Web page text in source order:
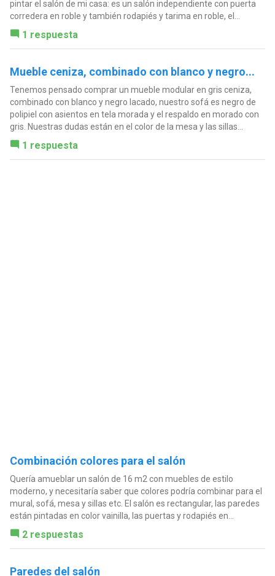
pintar el salón de mi casa: es un salón independiente con puerta
corredera en roble y también rodapiés y tarima en roble, el...
1 respuesta
Mueble ceniza, combinado con blanco y negro...
Tenemos pensado comprar un mueble modular en gris ceniza,
combinado con blanco y negro lacado, nuestro sofá es negro de
polipiel con asientos en tela morada y el respaldo en morado con
gris. Nuestras dudas están en el color de la mesa y las sillas...
1 respuesta
Combinación colores para el salón
Quería amueblar un salón de 16 m2 con muebles de estilo
moderno, y necesitaría saber que colores podría combinar para el
mural, sofá, mesa y sillas etc. El salón es rectangular, las paredes
están pintadas en color vainilla, las puertas y rodapiés en...
2 respuestas
Paredes del salón